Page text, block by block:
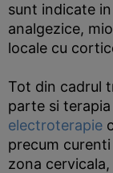
sunt indicate
analgezice,
locale cu
Tot din cadrul
parte si
electroterapie
precum
zona